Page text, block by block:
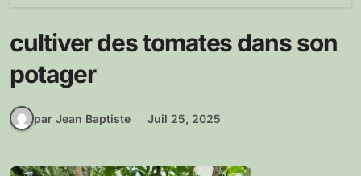
cultiver des tomates dans son
potager
par Jean Baptiste Juil 25, 2025